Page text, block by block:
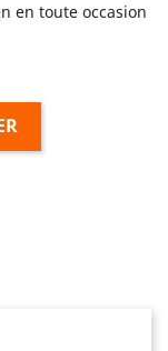
en toute occasion